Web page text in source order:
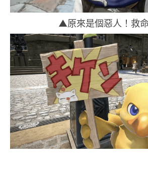
▲原來是個惡人！救命